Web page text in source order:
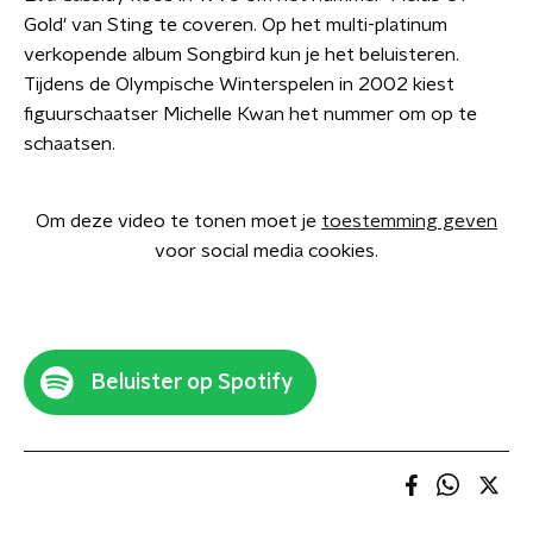
Gold' van Sting te coveren. Op het multi-platinum
verkopende album Songbird kun je het beluisteren.
Tijdens de Olympische Winterspelen in 2002 kiest
figuurschaatser Michelle Kwan het nummer om op te
schaatsen.
Om deze video te tonen moet je toestemming geven
voor social media cookies.
Beluister op Spotify